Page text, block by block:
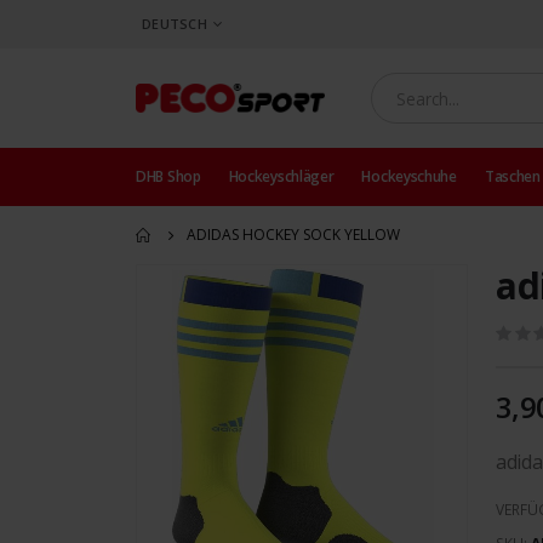
SPRACHE
DEUTSCH
DHB Shop Hockeyschläger Hockeyschuhe Taschen
ADIDAS HOCKEY SOCK YELLOW
Bildergalerie